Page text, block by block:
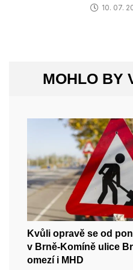
10. 07.
MOHLO BY
Kvůli opravě se od
v Brně-Komíně ulice
omezí i MHD